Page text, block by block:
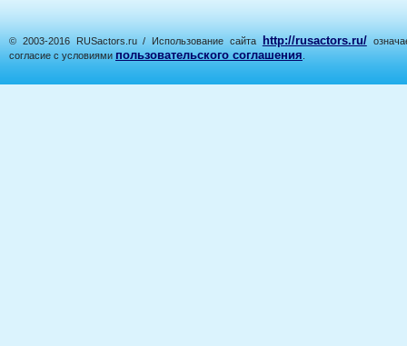
© 2003-2016 RUSactors.ru / Использование сайта http://rusactors.ru/
согласие с условиями пользовательского соглашения